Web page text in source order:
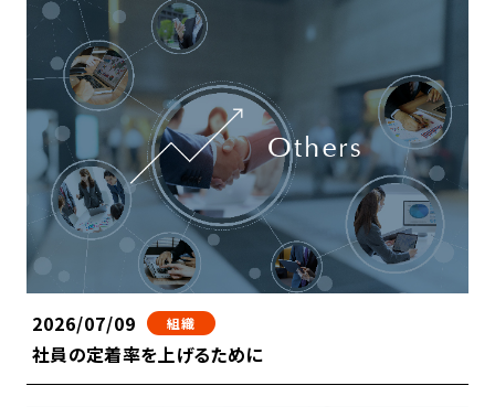
2026/07/09 組織
社員の定着率を上げるために